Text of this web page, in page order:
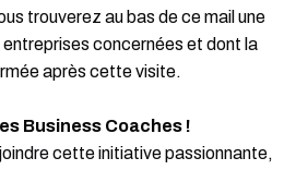
trouverez au bas de ce mail une
concernées et dont la
après cette visite.
Business Coaches !
cette initiative passionnante,